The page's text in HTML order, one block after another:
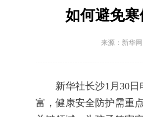
如何避免
来源：新华
新华社长沙1月30日
富，健康安全防护需重